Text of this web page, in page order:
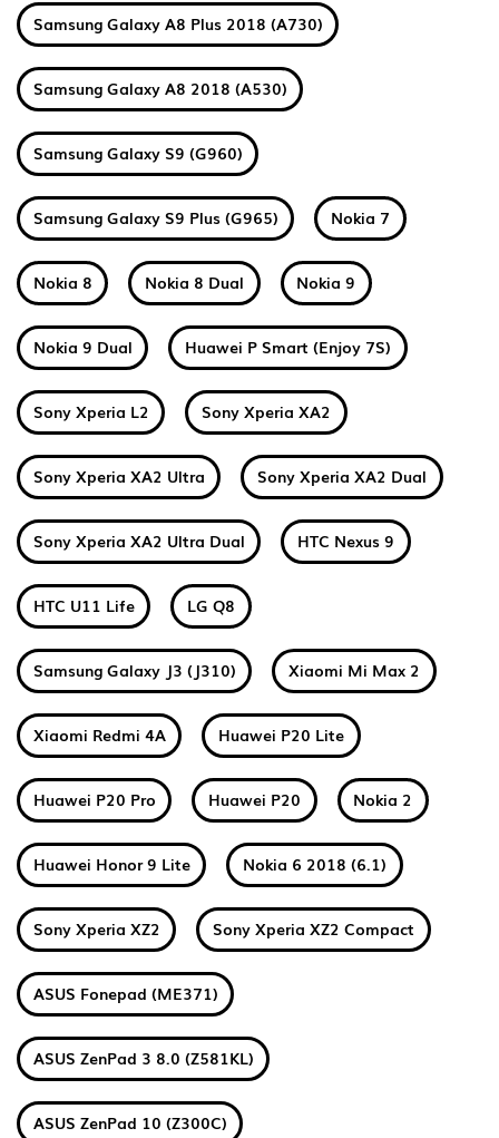
Samsung Galaxy A8 Plus 2018 (A730)
Samsung Galaxy A8 2018 (A530)
Samsung Galaxy S9 (G960)
Samsung Galaxy S9 Plus (G965) Nokia 7
Nokia 8 Nokia 8 Dual Nokia 9
Nokia 9 Dual Huawei P Smart (Enjoy 7S)
Sony Xperia L2 Sony Xperia XA2
Sony Xperia XA2 Ultra Sony Xperia XA2 Dual
Sony Xperia XA2 Ultra Dual HTC Nexus 9
HTC U11 Life LG Q8
Samsung Galaxy J3 (J310) Xiaomi Mi Max 2
Xiaomi Redmi 4A Huawei P20 Lite
Huawei P20 Pro Huawei P20 Nokia 2
Huawei Honor 9 Lite Nokia 6 2018 (6.1)
Sony Xperia XZ2 Sony Xperia XZ2 Compact
ASUS Fonepad (ME371)
ASUS ZenPad 3 8.0 (Z581KL)
ASUS ZenPad 10 (Z300C)